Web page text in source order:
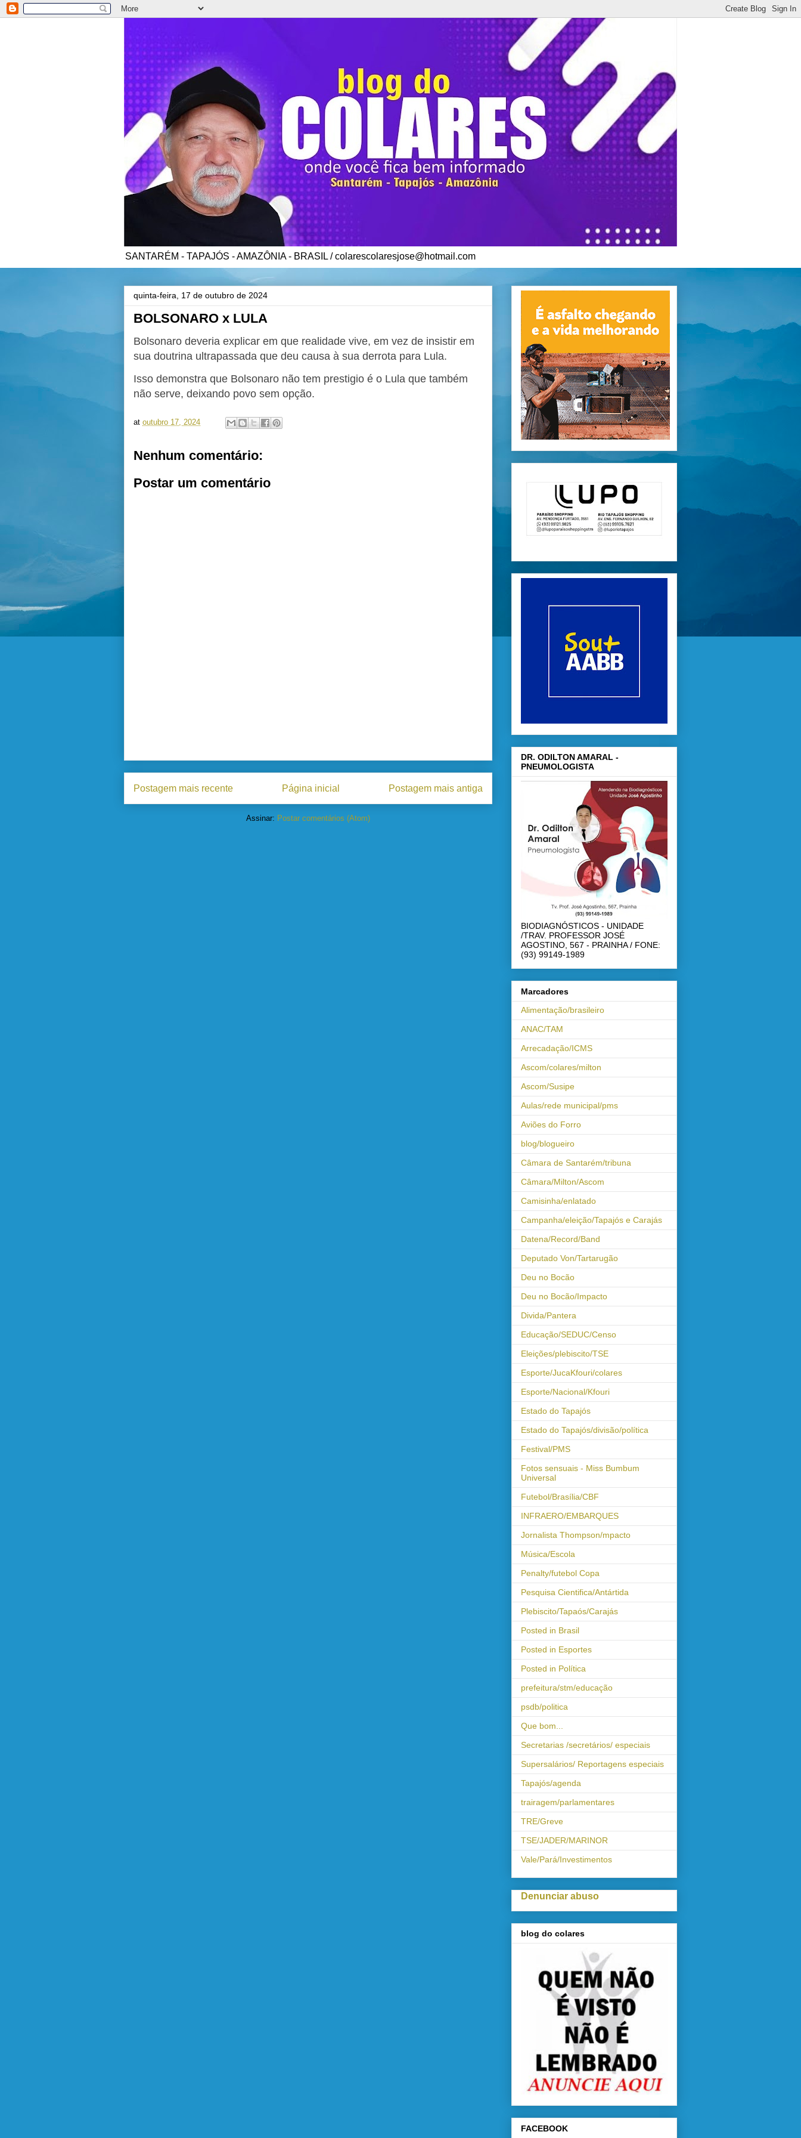
SANTARÉM - TAPAJÓS - AMAZÔNIA - BRASIL / colarescolaresjose@hotmail.com
quinta-feira, 17 de outubro de 2024
BOLSONARO x LULA
Bolsonaro deveria explicar em que realidade vive, em vez de insistir em
sua doutrina ultrapassada que deu causa à sua derrota para Lula.
Isso demonstra que Bolsonaro não tem prestigio é o Lula que também
não serve, deixando povo sem opção.
at outubro 17, 2024
Nenhum comentário:
Postar um comentário
Postagem mais recente Postagem mais antiga
Página inicial
Assinar: Postar comentários (Atom)
DR. ODILTON AMARAL -
PNEUMOLOGISTA
BIODIAGNÓSTICOS - UNIDADE
/TRAV. PROFESSOR JOSÉ
AGOSTINO, 567 - PRAINHA / FONE:
(93) 99149-1989
Marcadores
Alimentação/brasileiro
ANAC/TAM
Arrecadação/ICMS
Ascom/colares/milton
Ascom/Susipe
Aulas/rede municipal/pms
Aviões do Forro
blog/blogueiro
Câmara de Santarém/tribuna
Câmara/Milton/Ascom
Camisinha/enlatado
Campanha/eleição/Tapajós e Carajás
Datena/Record/Band
Deputado Von/Tartarugão
Deu no Bocão
Deu no Bocão/Impacto
Divida/Pantera
Educação/SEDUC/Censo
Eleições/plebiscito/TSE
Esporte/JucaKfouri/colares
Esporte/Nacional/Kfouri
Estado do Tapajós
Estado do Tapajós/divisão/política
Festival/PMS
Fotos sensuais - Miss Bumbum
Universal
Futebol/Brasília/CBF
INFRAERO/EMBARQUES
Jornalista Thompson/mpacto
Música/Escola
Penalty/futebol Copa
Pesquisa Cientifica/Antártida
Plebiscito/Tapaós/Carajás
Posted in Brasil
Posted in Esportes
Posted in Política
prefeitura/stm/educação
psdb/politica
Que bom...
Secretarias /secretários/ especiais
Supersalários/ Reportagens especiais
Tapajós/agenda
trairagem/parlamentares
TRE/Greve
TSE/JADER/MARINOR
Vale/Pará/Investimentos
Denunciar abuso
blog do colares
FACEBOOK